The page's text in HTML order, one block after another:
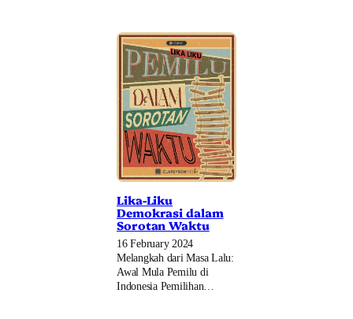
Lika-Liku
Demokrasi dalam
Sorotan Waktu
16 February 2024
Melangkah dari Masa Lalu:
Awal Mula Pemilu di
Indonesia Pemilihan…